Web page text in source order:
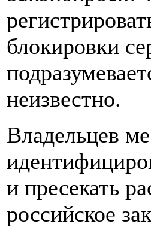
блокировки
неизвестно.
Владельцев
и пресекать
российское